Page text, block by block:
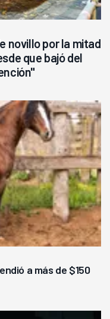
novillo por la mitad
que bajó del
a más de $150